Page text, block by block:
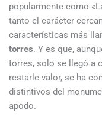
popularmente como
tanto el carácter
características más
torres. Y es que,
torres, solo se llegó a
restarle valor, se ha
distintivos del
apodo.